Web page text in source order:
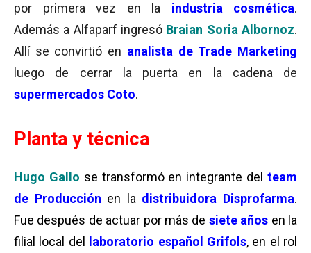
por primera vez en la industria cosmética.
Además a Alfaparf ingresó Braian Soria Albornoz.
Allí se convirtió en analista de Trade Marketing
luego de cerrar la puerta en la cadena de
supermercados Coto.
Planta y técnica
Hugo Gallo se transformó en integrante del team
de Producción en la distribuidora Disprofarma.
Fue después de actuar por más de siete años en la
filial local del
laboratorio español Grifols, en el rol